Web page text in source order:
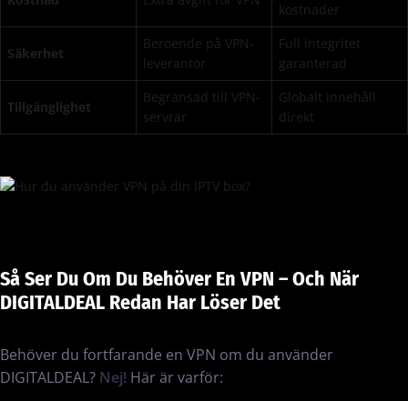
kostnader
Säkerhet
Beroende på VPN-
leverantör
Full integritet
garanterad
Tillgänglighet
Begränsad till VPN-
servrar
Globalt innehåll
direkt
Så Ser Du Om Du Behöver En VPN – Och När
DIGITALDEAL Redan Har Löser Det
Behöver du fortfarande en VPN om du använder
DIGITALDEAL? Nej! Här är varför: